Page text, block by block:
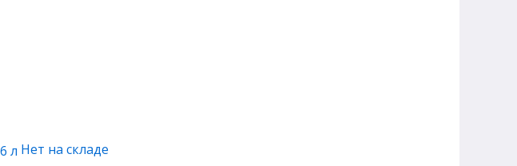
Нет на складе